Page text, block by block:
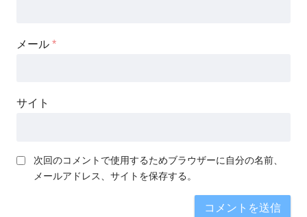
メール *
サイト
次回のコメントで使用するためブラウザーに自分の名前、
メールアドレス、サイトを保存する。